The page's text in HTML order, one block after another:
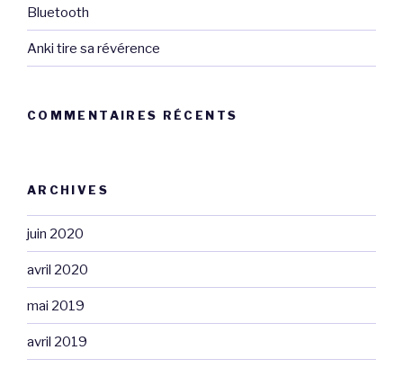
Bluetooth
Anki tire sa révérence
COMMENTAIRES RÉCENTS
ARCHIVES
juin 2020
avril 2020
mai 2019
avril 2019